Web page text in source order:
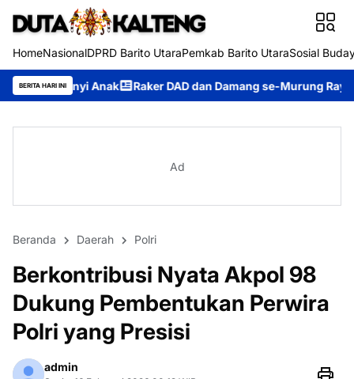
HomeNasionalDPRD Barito UtaraPemkab Barito UtaraSosial
BERITA HARI INI
Raker DAD dan Damang se-Murung Raya 2026, Panitia
Ad
Beranda Daerah Polri
Berkontribusi Nyata Akpol 98
Dukung Pembentukan Perwira
Polri yang Presisi
admin